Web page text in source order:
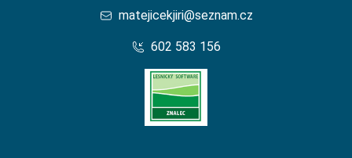
matejicekjiri@seznam.cz
602 583 156
Domů – Lesní Znalec